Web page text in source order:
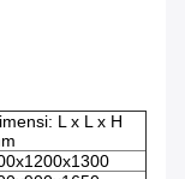
L x L x H